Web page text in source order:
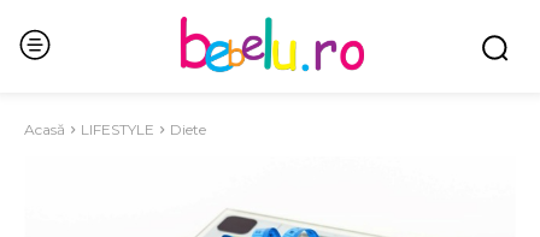
Acasă LIFESTYLE Diete